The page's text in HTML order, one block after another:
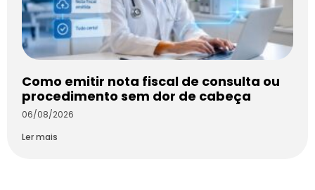
Como emitir nota fiscal de consulta ou
procedimento sem dor de cabeça
06/08/2026
Ler mais